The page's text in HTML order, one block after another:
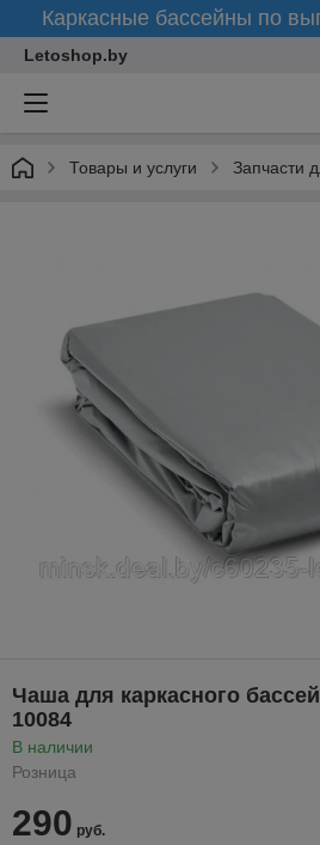
Каркасные бассейны по
Letoshop.by
Товары и услуги Запчасти
Чаша для каркасного
10084
В наличии
Розница
290 руб.